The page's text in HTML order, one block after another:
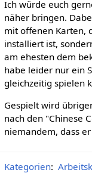
Ich würde euch
näher bringen.
mit offenen Karten,
installiert ist,
am ehesten dem
habe leider nur ein
gleichzeitig spielen
Gespielt wird
nach den "Chinese
niemandem, dass
Kategorien: